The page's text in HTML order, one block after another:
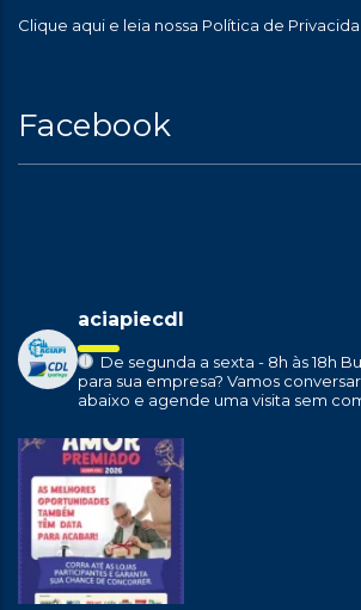
Clique aqui e leia nossa Política de
Facebook
aciapiecdl
De segunda a sexta - 8h às 18h
para sua empresa? Vamos
abaixo e agende uma visita sem